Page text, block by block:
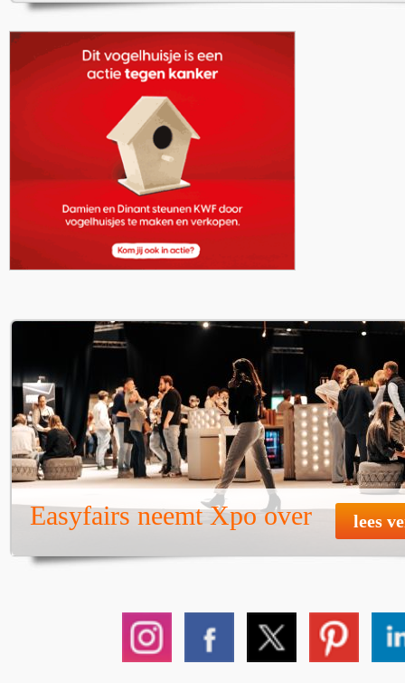
Easyfairs neemt Xpo over lees